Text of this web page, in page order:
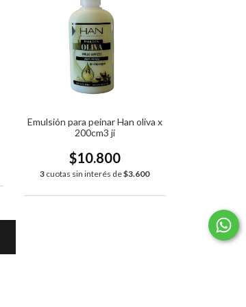
Emulsión para peinar Han oliva x
200cm3 ji
$10.800
3 cuotas sin interés de$3.600